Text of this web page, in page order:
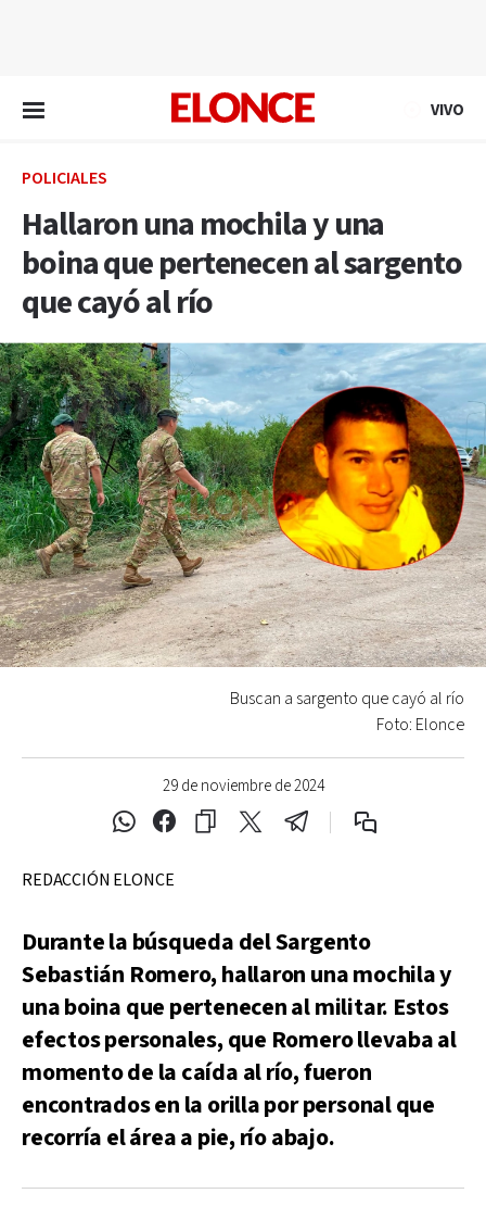
VIVO
POLICIALES
Hallaron una mochila y una
boina que pertenecen al sargento
que cayó al río
29 de noviembre de 2024
Buscan a sargento que cayó al río
Foto: Elonce
REDACCIÓN ELONCE
Durante la búsqueda del Sargento
Sebastián Romero, hallaron una mochila y
una boina que pertenecen al militar. Estos
efectos personales, que Romero llevaba al
momento de la caída al río, fueron
encontrados en la orilla por personal que
recorría el área a pie, río abajo.